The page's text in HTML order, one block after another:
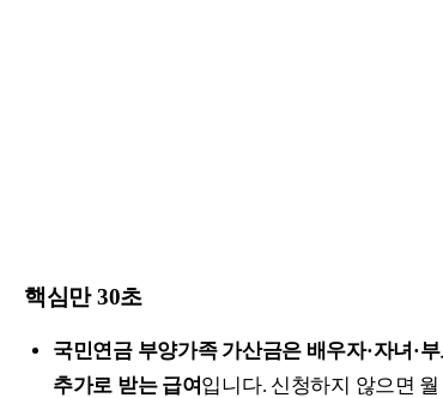
핵심만 30초
국민연금 부양가족 가산금은 배우자·자녀·
추가로 받는 급여입니다. 신청하지 않으면